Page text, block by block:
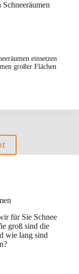
einsetzen
großer Flächen
für Sie Schnee
groß sind die
wie lang sind